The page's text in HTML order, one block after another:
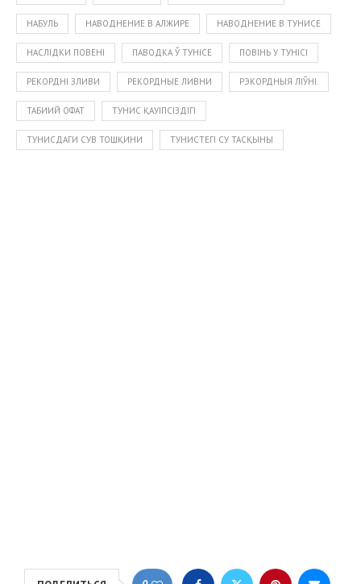
НАБУЛЬ НАВОДНЕНИЕ В АЛЖИРЕ НАВОДНЕНИЕ В ТУНИСЕ
НАСЛІДКИ ПОВЕНІ ПАВОДКА Ў ТУНІСЕ ПОВІНЬ У ТУНІСІ
РЕКОРДНІ ЗЛИВИ РЕКОРДНЫЕ ЛИВНИ РЭКОРДНЫЯ ЛІЎНІ.
ТАБИИЙ ОФАТ ТУНИС ҚАУІПСІЗДІГІ
ТУНИСДАГИ СУВ ТОШҚИНИ ТУНИСТЕГІ СУ ТАСҚЫНЫ